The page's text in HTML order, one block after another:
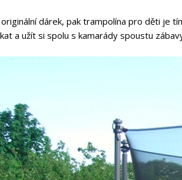
dárek, pak trampolína pro děti je
a užít si spolu s kamarády spoustu